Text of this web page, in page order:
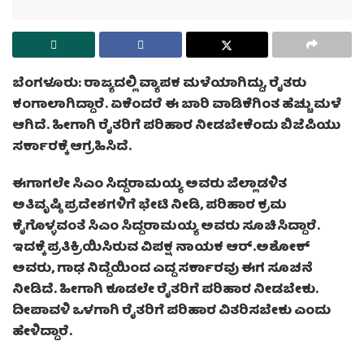
ಬೆಂಗಳೂರು: ರಾಜ್ಯದಲ್ಲಿ ವ್ಯಾಪಕ ಮಳೆಯಾಗಿದ್ದು, ರೈತರು
ಕಂಗಾಲಾಗಿದ್ದಾರೆ. ಏಕೆಂದರೆ ಈ ಬಾರಿ ವಾಡಿಕೆಗಿಂತ ಹೆಚ್ಚು ಮಳೆ
ಆಗಿದೆ. ಹೀಗಾಗಿ ರೈತರಿಗೆ ಪರಿಹಾರ ನೀಡಬೇಕೆಂದು ಬಿಜೆಪಿಯು
ಸರ್ಕಾರಕ್ಕೆ ಆಗ್ರಹಿಸಿದೆ.
ಈಗಾಗಲೇ ಸಿಎಂ ಸಿದ್ದರಾಮಯ್ಯ ಅವರು ಜಿಲ್ಲಾಡಳಿತ
ಅತಿವೃಷ್ಠಿ ಪ್ರದೇಶಗಳಿಗೆ ಭೇಟಿ ನೀಡಿ, ಪರಿಹಾರ ಕ್ರಮ
ಕೈಗೊಳ್ಳವಂತೆ ಸಿಎಂ ಸಿದ್ದರಾಮಯ್ಯ ಅವರು ಸೂಚಿಸಿದ್ದಾರೆ.
ಇದಕ್ಕೆ ಪ್ರತಿಕ್ರಿಯಿಸಿರುವ ವಿಪಕ್ಷ ನಾಯಕ ಆರ್.ಅಶೋಕ್
ಅವರು, ಗಾಢ ನಿದ್ದೆಯಿಂದ ಎದ್ದ ಸರ್ಕಾರವು ಈಗ ಸೂಚನೆ
ನೀಡಿದೆ. ಹೀಗಾಗಿ ಕೂಡಲೇ ರೈತರಿಗೆ ಪರಿಹಾರ ನೀಡಬೇಕು.
ದೀಪಾವಳಿ ಒಳಗಾಗಿ ರೈತರಿಗೆ ಪರಿಹಾರ ವಿತರಿಸಬೇಕು ಎಂದು
ಹೇಳಿದ್ದಾರೆ.